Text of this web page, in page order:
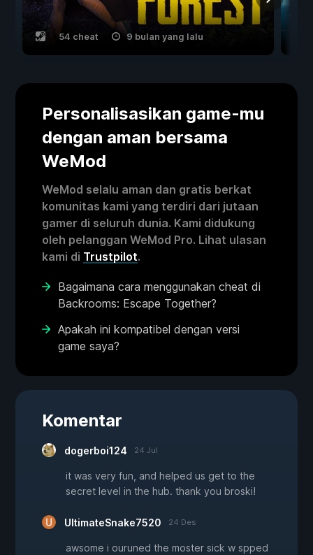
54 cheat 9 bulan yang lalu
Personalisasikan game-mu
dengan aman bersama
WeMod
WeMod selalu aman dan gratis berkat
komunitas kami yang terdiri dari jutaan
gamer di seluruh dunia. Kami didukung
oleh pelanggan WeMod Pro. Lihat ulasan
kami di Trustpilot.
Bagaimana cara menggunakan cheat di
Backrooms: Escape Together?
Apakah ini kompatibel dengan versi
game saya?
Komentar
dogerboi124 24 Jul
it was very fun, and helped us get to the
secret level in the hub. thank you broski!
UltimateSnake7520 24 Des
awsome i ouruned the moster sick w spped